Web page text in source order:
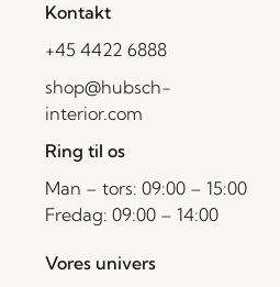
Kontakt
+45 4422 6888
shop@hubsch-
interior.com
Ring til os
Man – tors: 09:00 – 15:00
Fredag: 09:00 – 14:00
Vores univers